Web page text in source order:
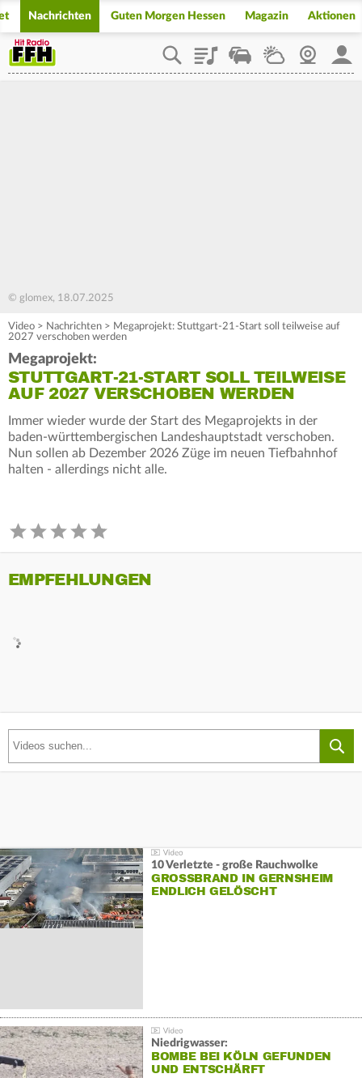
Nachrichten Guten Morgen Hessen Magazin Aktionen
PlaylistStaupilotWetterWebcam
© glomex, 18.07.2025
Video > Nachrichten > Megaprojekt: Stuttgart-21-Start soll teilweise auf
2027 verschoben werden
Megaprojekt:
STUTTGART-21-START SOLL TEILWEISE
AUF 2027 VERSCHOBEN WERDEN
Immer wieder wurde der Start des Megaprojekts in der
baden-württembergischen Landeshauptstadt verschoben.
Nun sollen ab Dezember 2026 Züge im neuen Tiefbahnhof
halten - allerdings nicht alle.
EMPFEHLUNGEN
10 Verletzte - große Rauchwolke
GROSSBRAND IN GERNSHEIM E
NDLICH GELÖSCHT
Niedrigwasser:
BOMBE BEI KÖLN GEFUNDEN
UND ENTSCHÄRFT